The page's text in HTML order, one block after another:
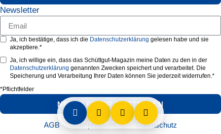
Newsletter
Ja, ich bestätige, dass ich die Datenschutzerklärung gelesen habe und sie
akzeptiere.*
Ja, ich willige ein, dass das Schüttgut-Magazin meine Daten zu den in der
Datenschutzerklärung genannten Zwecken speichert und verarbeitet. Die
Speicherung und Verarbeitung Ihrer Daten können Sie jederzeit widerrufen.*
*Pflichtfelder
NEWSLETTER BESTELLEN
AGB Impressum Datenschutz